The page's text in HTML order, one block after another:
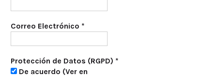
Correo Electrónico *
Protección de Datos (RGPD) *
De acuerdo (Ver en